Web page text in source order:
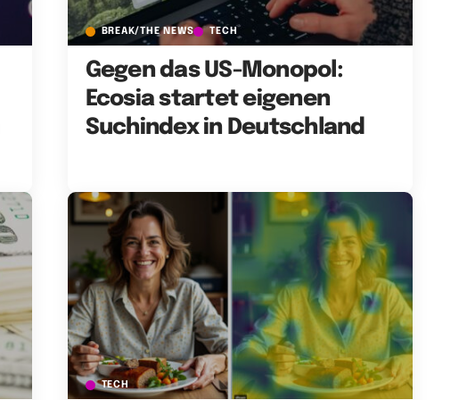
BREAK/THE NEWS TECH
Gegen das US-Monopol:
Ecosia startet eigenen
Suchindex in Deutschland
TECH